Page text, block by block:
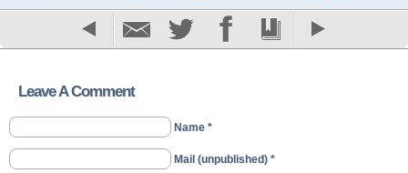
Leave A Comment
Name *
Mail (unpublished) *